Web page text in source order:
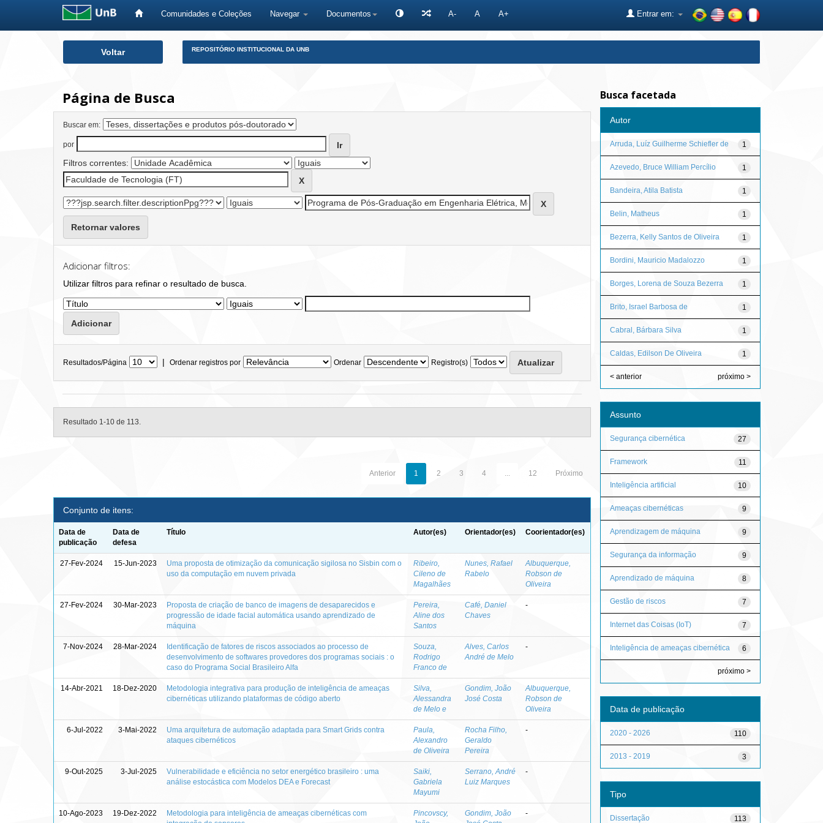
Comunidades e Coleções Navegar Documentos A- A A+ Entrar em:
Voltar REPOSITÓRIO INSTITUCIONAL DA UNB
Página de Busca
Buscar em:
por
Filtros correntes:
Retornar valores
Adicionar filtros:
Utilizar filtros para refinar o resultado de busca.
Resultados/Página | Ordenar registros por Ordenar Registro(s)
Resultado 1-10 de 113.
Anterior 1 2 3 4 ... 12 Próximo
Conjunto de itens:
Data de
publicação
Data de
defesa
Título Autor(es) Orientador(es) Coorientador(es)
27-Fev-2024 15-Jun-2023
Uma proposta de otimização da comunicação sigilosa no Sisbin com o
uso da computação em nuvem privada
Ribeiro,
Cileno de
Magalhães
Nunes, Rafael
Rabelo
Albuquerque,
Robson de
Oliveira
27-Fev-2024 30-Mar-2023
Proposta de criação de banco de imagens de desaparecidos e
progressão de idade facial automática usando aprendizado de
máquina
Pereira,
Aline dos
Santos
Café, Daniel
Chaves
-
7-Nov-2024 28-Mar-2024
Identificação de fatores de riscos associados ao processo de
desenvolvimento de softwares provedores dos programas sociais : o
caso do Programa Social Brasileiro Alfa
Souza,
Rodrigo
Franco de
Alves, Carlos
André de Melo
-
14-Abr-2021 18-Dez-2020
Metodologia integrativa para produção de inteligência de ameaças
cibernéticas utilizando plataformas de código aberto
Silva,
Alessandra
de Melo e
Gondim, João
José Costa
Albuquerque,
Robson de
Oliveira
6-Jul-2022 3-Mai-2022
Uma arquitetura de automação adaptada para Smart Grids contra
ataques cibernéticos
Paula,
Alexandro
de Oliveira
Rocha Filho,
Geraldo
Pereira
-
9-Out-2025 3-Jul-2025
Vulnerabilidade e eficiência no setor energético brasileiro : uma
análise estocástica com Modelos DEA e Forecast
Saiki,
Gabriela
Mayumi
Serrano, André
Luiz Marques
-
10-Ago-2023 19-Dez-2022
Metodologia para inteligência de ameaças cibernéticas com
Pincovscy,
Gondim, João
-
Busca facetada
Autor
1
Arruda, Luíz Guilherme Schiefler de
1
Azevedo, Bruce William Percílio
1
Bandeira, Atila Batista
1
Belin, Matheus
1
Bezerra, Kelly Santos de Oliveira
1
Bordini, Mauricio Madalozzo
1
Borges, Lorena de Souza Bezerra
1
Brito, Israel Barbosa de
1
Cabral, Bárbara Silva
1
Caldas, Edilson De Oliveira
< anterior próximo >
Assunto
27
Segurança cibernética
11
Framework
10
Inteligência artificial
9
Ameaças cibernéticas
9
Aprendizagem de máquina
9
Segurança da informação
8
Aprendizado de máquina
7
Gestão de riscos
7
Internet das Coisas (IoT)
6
Inteligência de ameaças cibernética
próximo >
Data de publicação
110
2020 - 2026
3
2013 - 2019
Tipo
113
Dissertação